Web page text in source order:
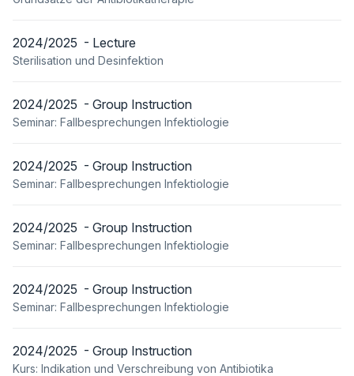
2024/2025 - Lecture
Sterilisation und Desinfektion
2024/2025 - Group Instruction
Seminar: Fallbesprechungen Infektiologie
2024/2025 - Group Instruction
Seminar: Fallbesprechungen Infektiologie
2024/2025 - Group Instruction
Seminar: Fallbesprechungen Infektiologie
2024/2025 - Group Instruction
Seminar: Fallbesprechungen Infektiologie
2024/2025 - Group Instruction
Kurs: Indikation und Verschreibung von Antibiotika